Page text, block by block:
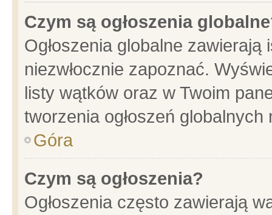
Czym są ogłoszenia
Ogłoszenia globalne
niezwłocznie zapoznać.
listy wątków oraz w Twoim
tworzenia ogłoszeń
Góra
Czym są ogłoszenia?
Ogłoszenia często zawierają